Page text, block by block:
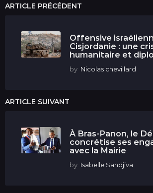
ARTICLE PRÉCÉDENT
Offensive
Cisjordanie : une
humanitaire et
by Nicolas chevillard
ARTICLE SUIVANT
À Bras-Panon, le
concrétise ses
avec la Mairie
by Isabelle Sandjiva